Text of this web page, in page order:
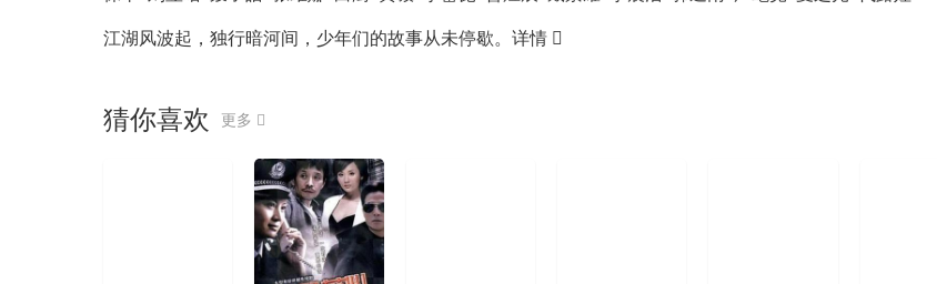
江湖风波起，独行暗河间，少年们的故事从未停歇。 详情
猜你喜欢 更多